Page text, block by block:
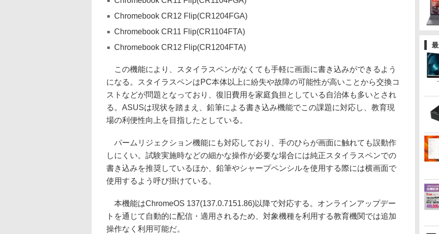
Chromebook CR12 Flip(CR1204FGA)
Chromebook CR11 Flip(CR1104FTA)
Chromebook CR12 Flip(CR1204FTA)
この機能により、スタイラスペンがなくても手軽に画面に書き込みができるよう
になる。スタイラスペンはPC本体以上に紛失や故障の可能性が高いことから交換コ
ストなどが問題となっており、復旧費用を家庭負担としている自治体も多いとされ
る。ASUSは現状を踏まえ、鉛筆による書き込み機能でこの課題に対応し、教育現
場の利便性向上を目指したとしている。
パームリジェクション機能にも対応しており、手のひらが画面に触れても誤動作
しにくい。試験実施時などの細かな操作が必要な場合には純正スタイラスペンでの
書き込みを推奨しているほか、鉛筆やシャープペンシルを使用する際には横画面で
使用するよう呼び掛けている。
本機能はChromeOS 137(137.0.7151.86)以降で対応する。オンラインアップデー
トを通じて自動的に配信・適用されるため、対象機種を利用する教育機関では追加
操作なく利用可能だ。